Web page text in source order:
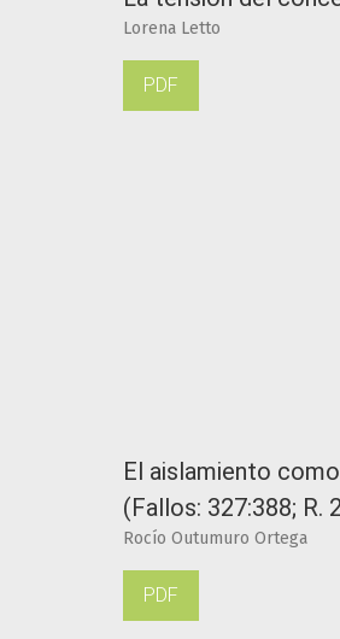
Lorena Letto
PDF
El aislamiento
(Fallos: 327:388; R.
Rocío Outumuro Ortega
PDF